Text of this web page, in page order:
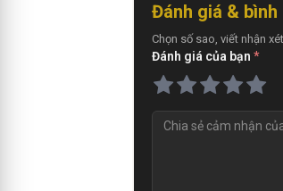
Đánh giá &
Chọn số sao, viết nhận
Đánh giá của bạn *